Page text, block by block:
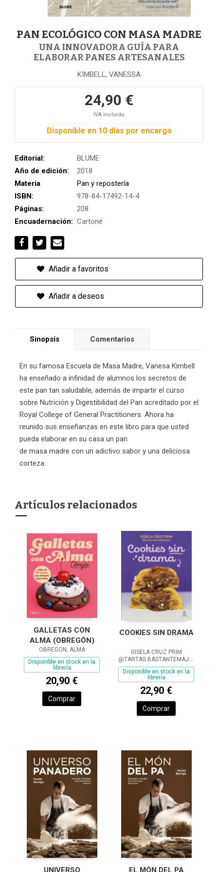
PAN ECOLÓGICO CON MASA MADRE
UNA INNOVADORA GUÍA PARA
ELABORAR PANES ARTESANALES
KIMBELL, VANESSA
24,90 €
IVA incluido
Disponible en 10 días por encargo
Editorial:
BLUME
Año de edición:
2018
Materia
Pan y repostería
ISBN:
978-84-17492-14-4
Páginas:
208
Encuadernación: Cartoné
Añadir a favoritos
Añadir a deseos
Sinopsis Comentarios
En su famosa Escuela de Masa Madre, Vanesa Kimbell
ha enseñado a infinidad de alumnos los secretos de
este pan tan saludable, además de impartir el curso
sobre Nutrición y Digestibilidad del Pan acreditado por el
Royal College of General Practitioners. Ahora ha
reunido sus enseñanzas en este libro para que usted
pueda elaborar en su casa un pan
de masa madre con un adictivo sabor y una deliciosa
corteza.
Artículos relacionados
GALLETAS CON
ALMA (OBREGÓN)
OBREGON, ALMA
Disponible en stock en la
librería
20,90 €
Comprar
COOKIES SIN DRAMA
GISELA CRUZ PRIM
@TARTAS.BASTANTEMAJAS,
Disponible en stock en la
librería
22,90 €
Comprar
UNIVERSO EL MÓN DEL PA